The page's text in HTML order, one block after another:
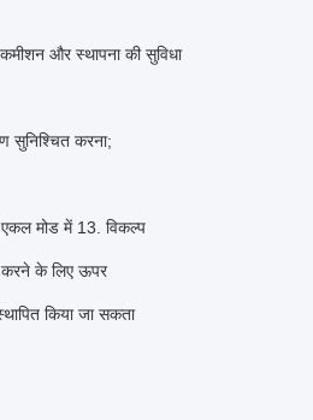
और स्थापना की सुविधा
सुनिश्चित करना;
एकल मोड में 13. विकल्प
करने के लिए ऊपर
किया जा सकता